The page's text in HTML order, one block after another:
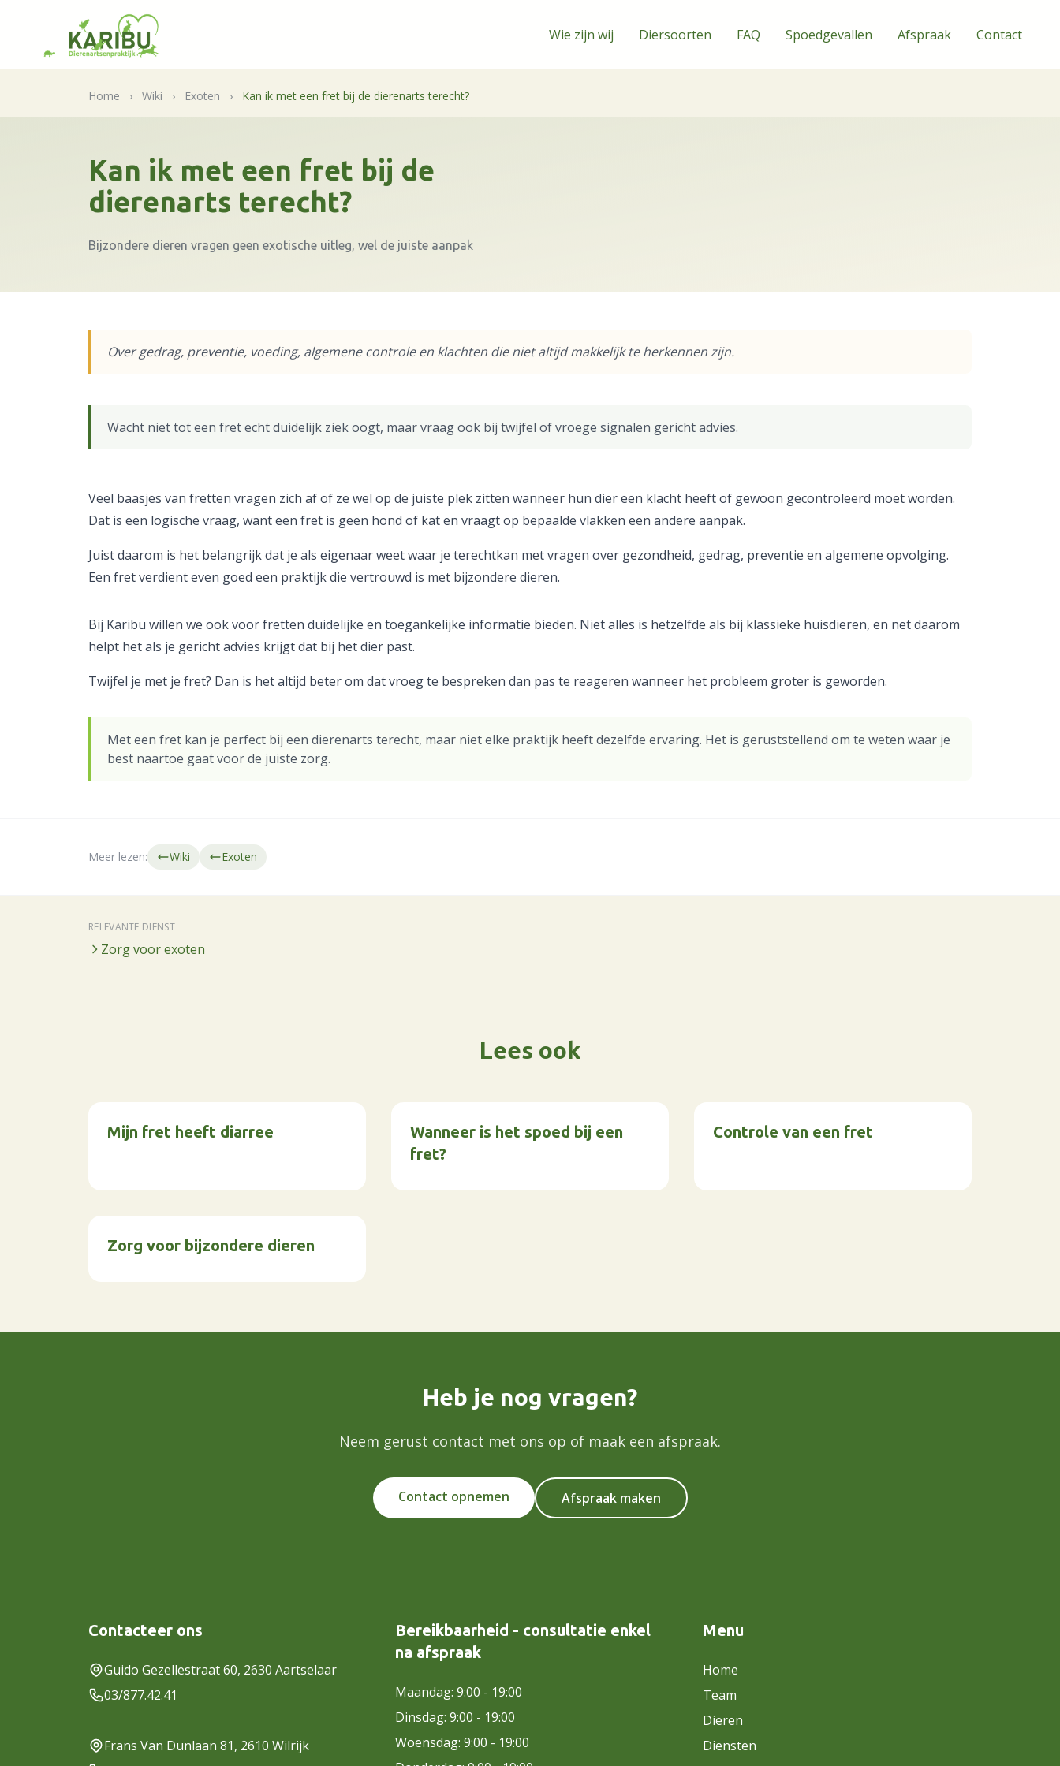
Wie zijn wij Diersoorten FAQ Spoedgevallen Afspraak Contact
Home › Wiki › Exoten › Kan ik met een fret bij de dierenarts terecht?
Kan ik met een fret bij de
dierenarts terecht?
Bijzondere dieren vragen geen exotische uitleg, wel de juiste aanpak
Over gedrag, preventie, voeding, algemene controle en klachten die niet altijd makkelijk te herkennen zijn.
Wacht niet tot een fret echt duidelijk ziek oogt, maar vraag ook bij twijfel of vroege signalen gericht advies.
Veel baasjes van fretten vragen zich af of ze wel op de juiste plek zitten wanneer hun dier een klacht heeft of gewoon gecontroleerd moet worden.
Dat is een logische vraag, want een fret is geen hond of kat en vraagt op bepaalde vlakken een andere aanpak.
Juist daarom is het belangrijk dat je als eigenaar weet waar je terechtkan met vragen over gezondheid, gedrag, preventie en algemene opvolging.
Een fret verdient even goed een praktijk die vertrouwd is met bijzondere dieren.
Bij Karibu willen we ook voor fretten duidelijke en toegankelijke informatie bieden. Niet alles is hetzelfde als bij klassieke huisdieren, en net daarom
helpt het als je gericht advies krijgt dat bij het dier past.
Twijfel je met je fret? Dan is het altijd beter om dat vroeg te bespreken dan pas te reageren wanneer het probleem groter is geworden.
Met een fret kan je perfect bij een dierenarts terecht, maar niet elke praktijk heeft dezelfde ervaring. Het is geruststellend om te weten waar je
best naartoe gaat voor de juiste zorg.
Meer lezen: Wiki Exoten
RELEVANTE DIENST
Zorg voor exoten
Lees ook
Mijn fret heeft diarree
Wanneer is het spoed bij een
fret?
Controle van een fret
Zorg voor bijzondere dieren
Heb je nog vragen?
Neem gerust contact met ons op of maak een afspraak.
Contact opnemen Afspraak maken
Contacteer ons
Guido Gezellestraat 60, 2630 Aartselaar
03/877.42.41
Frans Van Dunlaan 81, 2610 Wilrijk
Bereikbaarheid - consultatie enkel
na afspraak
Maandag: 9:00 - 19:00
Dinsdag: 9:00 - 19:00
Woensdag: 9:00 - 19:00
Menu
Home
Team
Dieren
Diensten